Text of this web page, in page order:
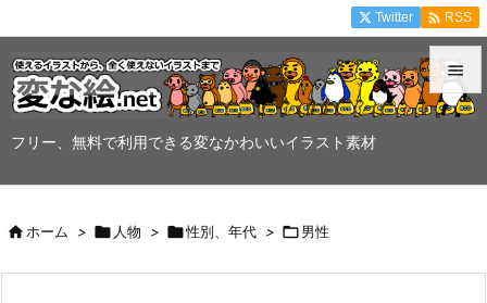
フリー、無料で利用できる変なかわいいイラスト素材


Twitter  RSS
ホーム >  人物 > 性別、年代 > 男性